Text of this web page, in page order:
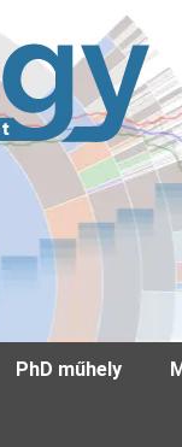
PhD műhely